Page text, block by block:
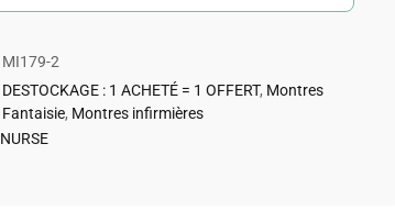
MI179-2
DESTOCKAGE : 1 ACHETÉ = 1 OFFERT, Montres
Fantaisie, Montres infirmières